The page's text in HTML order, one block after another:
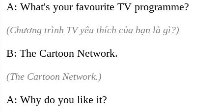
A: What's your favourite TV programme?
(Chương trình TV yêu thích của bạn là gì?)
B: The Cartoon Network.
(The Cartoon Network.)
A: Why do you like it?